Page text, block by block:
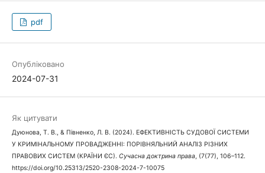
pdf
Опубліковано
2024-07-31
Як цитувати
Дуюнова, Т. В., & Півненко, Л. В. (2024). ЕФЕКТИВНІСТЬ СУДОВОЇ СИСТЕМИ
У КРИМІНАЛЬНОМУ ПРОВАДЖЕННІ: ПОРІВНЯЛЬНИЙ АНАЛІЗ РІЗНИХ
ПРАВОВИХ СИСТЕМ (КРАЇНИ ЄС). Сучасна доктрина права, (7(77), 106–112.
https://doi.org/10.25313/2520-2308-2024-7-10075